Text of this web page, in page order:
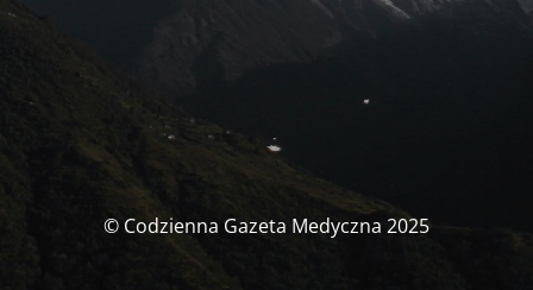
© Codzienna Gazeta Medyczna 2025